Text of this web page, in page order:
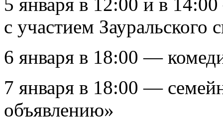
с участием Зауральского
6 января в 18:00 —
7 января в 18:00 —
объявлению»